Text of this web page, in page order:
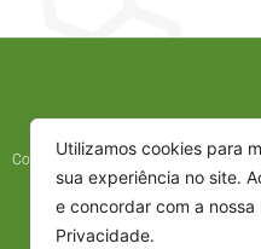
Utilizamos cookies para
sua experiência no site.
e concordar com a nossa
Privacidade.
Copyright © 2025 - Todos os direitos